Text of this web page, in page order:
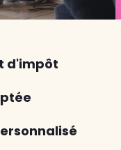
d'impôt